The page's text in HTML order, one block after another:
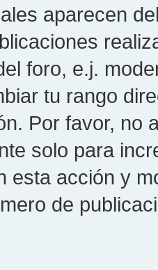
aparecen
foro, e.j.
tu rango
Por favor, no
solo para
esta acción y
de